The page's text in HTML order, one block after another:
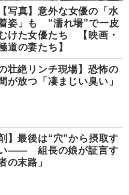
【写真】意外な女優の「水
姿」も “濡れ場”で一皮
けた女優たち 【映画・
道の妻たち】
壮絶リンチ現場】恐怖の
が放つ「凄まじい臭い」
】最後は“穴”から摂取す
―― 組長の娘が証言す
の末路」